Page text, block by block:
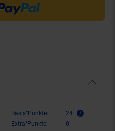
Basis°Punkte:
24
Extra°Punkte:
0